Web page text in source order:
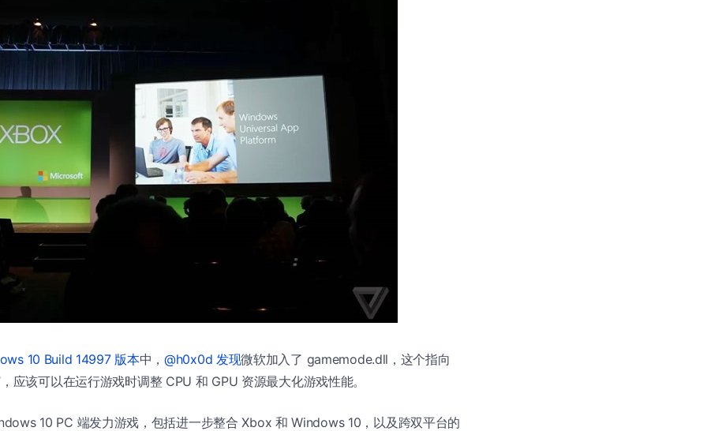
10 Build 14997 版本中， @h0x0d 发现微软加入了 gamemode.dll，这个指向
应该可以在运行游戏时调整 CPU 和 GPU 资源最大化游戏性能。
10 PC 端发力游戏，包括进一步整合 Xbox 和 Windows 10，以及跨双平台的